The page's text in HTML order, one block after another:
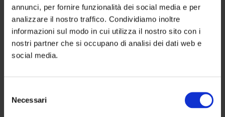
annunci, per fornire funzionalità dei social media e per
analizzare il nostro traffico. Condividiamo inoltre
informazioni sul modo in cui utilizza il nostro sito con i
nostri partner che si occupano di analisi dei dati web e
social media.
delNecessari
MODO D'USO
rocedere alla piega abituale.